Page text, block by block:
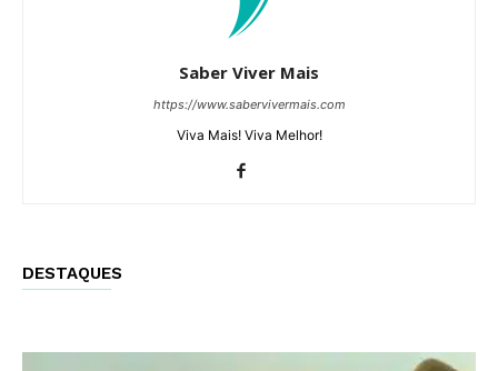
Saber Viver Mais
https://www.sabervivermais.com
Viva Mais! Viva Melhor!
DESTAQUES